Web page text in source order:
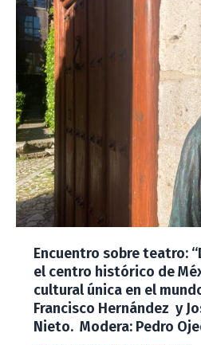
Encuentro sobre teatro:
el centro histórico de
cultural única en el
Francisco Hernández y
Nieto. Modera: Pedro